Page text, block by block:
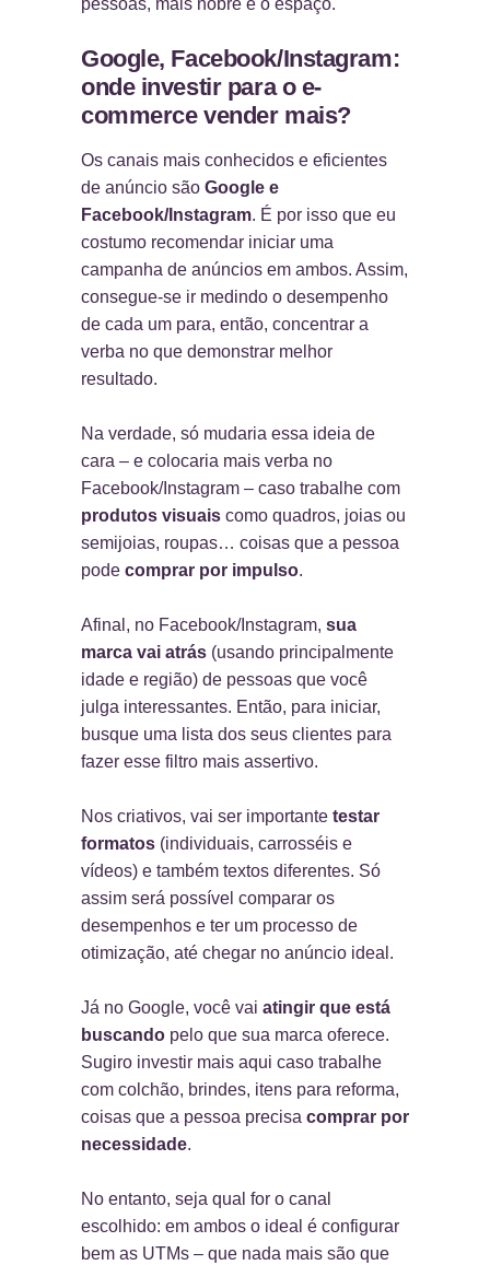
pessoas, mais nobre é o espaço.
Google, Facebook/Instagram:
onde investir para o e-
commerce vender mais?
Os canais mais conhecidos e eficientes
de anúncio são Google e
Facebook/Instagram. É por isso que eu
costumo recomendar iniciar uma
campanha de anúncios em ambos. Assim,
consegue-se ir medindo o desempenho
de cada um para, então, concentrar a
verba no que demonstrar melhor
resultado.
Na verdade, só mudaria essa ideia de
cara – e colocaria mais verba no
Facebook/Instagram – caso trabalhe com
produtos visuais como quadros, joias ou
semijoias, roupas… coisas que a pessoa
pode comprar por impulso.
Afinal, no Facebook/Instagram, sua
marca vai atrás (usando principalmente
idade e região) de pessoas que você
julga interessantes. Então, para iniciar,
busque uma lista dos seus clientes para
fazer esse filtro mais assertivo.
Nos criativos, vai ser importante testar
formatos (individuais, carrosséis e
vídeos) e também textos diferentes. Só
assim será possível comparar os
desempenhos e ter um processo de
otimização, até chegar no anúncio ideal.
Já no Google, você vai atingir que está
buscando pelo que sua marca oferece.
Sugiro investir mais aqui caso trabalhe
com colchão, brindes, itens para reforma,
coisas que a pessoa precisa comprar por
necessidade.
No entanto, seja qual for o canal
escolhido: em ambos o ideal é configurar
bem as UTMs – que nada mais são que